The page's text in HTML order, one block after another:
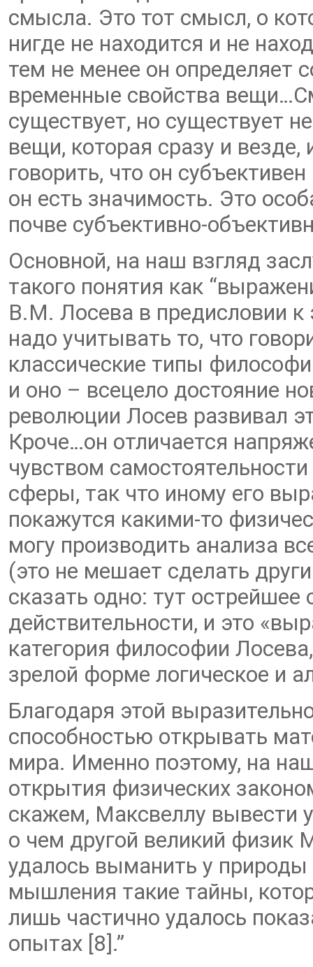
смысла. Это тот смысл, о
нигде не находится и не
тем не менее он определяет
временные свойства
существует, но существует
вещи, которая сразу и
говорить, что он
он есть значимость. Это
почве субъективно-
Основной, на наш взгляд
такого понятия как
В.М. Лосева в предисловии к
надо учитывать то, что
классические типы
и оно – всецело достояние
революции Лосев развивал
Кроче…он отличается
чувством
сферы, так что иному его
покажутся какими-то
могу производить анализа
(это не мешает сделать
сказать одно: тут
действительности, и это
категория философии
зрелой форме логическое и
Благодаря этой
способностью открывать
мира. Именно поэтому, на
открытия физических
скажем, Максвеллу вывести
о чем другой великий физик
удалось выманить у природы
мышления такие тайны,
лишь частично удалось
опытах [8].”